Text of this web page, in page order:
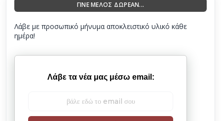
ΓΙΝΕ ΜΕΛΟΣ ΔΩΡΕΑΝ...
Λάβε με προσωπικό μήνυμα αποκλειστικό υλικό κάθε
ημέρα!
Λάβε τα νέα μας μέσω email: